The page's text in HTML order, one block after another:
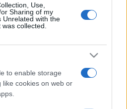
Use,
Sharing of my
Unrelated with the
collected.
to enable storage
like cookies on web or
ban érvénybe léptette a paritásos
a városi tisztségviselőket